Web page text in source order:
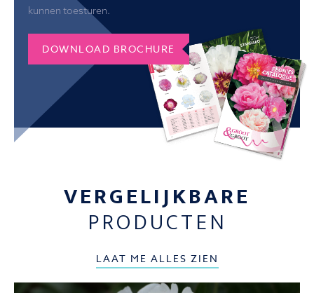
kunnen toesturen.
DOWNLOAD BROCHURE
VERGELIJKBARE
PRODUCTEN
LAAT ME ALLES ZIEN